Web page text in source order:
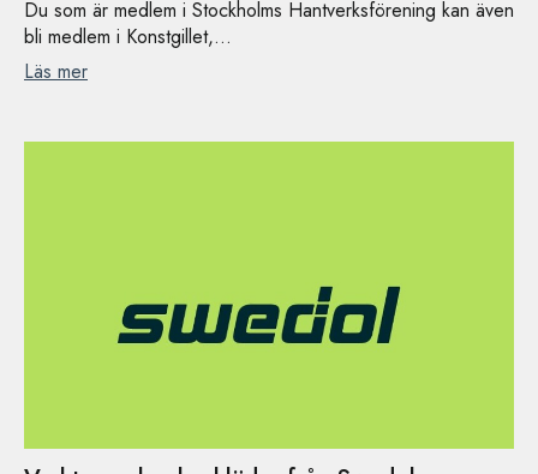
Du som är medlem i Stockholms Hantverksförening kan även
bli medlem i Konstgillet,...
Läs mer